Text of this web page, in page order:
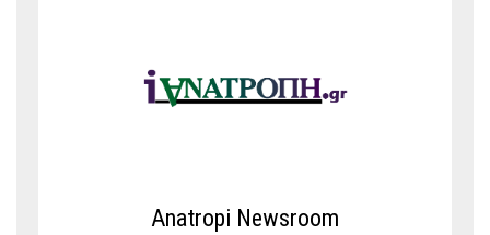
Anatropi Newsroom